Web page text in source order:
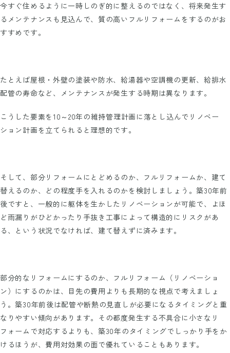
今すぐ住めるように一時しのぎ的に整えるのではなく、将来発生す
るメンテナンスも見込んで、質の高いフルリフォームをするのがお
すすめです。
たとえば屋根・外壁の塗装や防水、給湯器や空調機の更新、給排水
配管の寿命など、メンテナンスが発生する時期は異なります。
こうした要素を10～20年の維持管理計画に落とし込んでリノベー
ション計画を立てられると理想的です。
そして、部分リフォームにとどめるのか、フルリフォームか、建て
替えるのか、どの程度手を入れるのかを検討しましょう。築30年前
後ですと、一般的に躯体を生かしたリノベーションが可能で、よほ
ど雨漏りがひどかったり手抜き工事によって構造的にリスクがあ
る、という状況でなければ、建て替えずに済みます。
部分的なリフォームにするのか、フルリフォーム（リノベーショ
ン）にするのかは、目先の費用よりも長期的な視点で考えましょ
う。築30年前後は配管や断熱の見直しが必要になるタイミングと重
なりやすい傾向があります。その都度発生する不具合に小さなリ
フォームで対応するよりも、築30年のタイミングでしっかり手をか
けるほうが、費用対効果の面で優れていることもあります。